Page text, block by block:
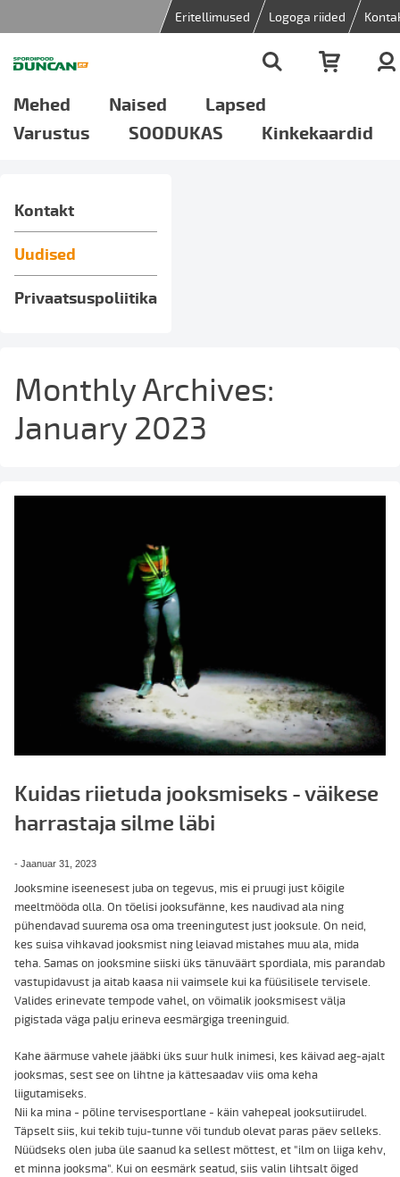
Eritellimused Logoga riided
Mehed Naised
Lapsed
Varustus
SOODUKAS Kinkekaardid
Kontakt
Uudised
Privaatsuspoliitika
Monthly Archives:
January 2023
Kuidas riietuda jooksmiseks - väikese
harrastaja silme läbi
- Jaanuar 31, 2023
Jooksmine iseenesest juba on tegevus, mis ei pruugi just kõigile
meeltmööda olla. On tõelisi jooksufänne, kes naudivad ala ning
pühendavad suurema osa oma treeningutest just jooksule. On neid,
kes suisa vihkavad jooksmist ning leiavad mistahes muu ala, mida
teha. Samas on jooksmine siiski üks tänuväärt spordiala, mis parandab
vastupidavust ja aitab kaasa nii vaimsele kui ka füüsilisele tervisele.
Valides erinevate tempode vahel, on võimalik jooksmisest välja
pigistada väga palju erineva eesmärgiga treeninguid.
Kahe äärmuse vahele jääbki üks suur hulk inimesi, kes käivad aeg-ajalt
jooksmas, sest see on lihtne ja kättesaadav viis oma keha
liigutamiseks.
Nii ka mina - põline tervisesportlane - käin vahepeal jooksutiirudel.
Täpselt siis, kui tekib tuju-tunne või tundub olevat paras päev selleks.
Nüüdseks olen juba üle saanud ka sellest mõttest, et "ilm on liiga kehv,
et minna jooksma". Kui on eesmärk seatud, siis valin lihtsalt õiged